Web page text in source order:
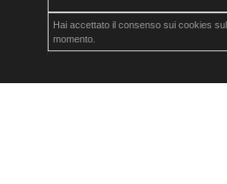
Hai accettato il consenso sui cookies
momento.